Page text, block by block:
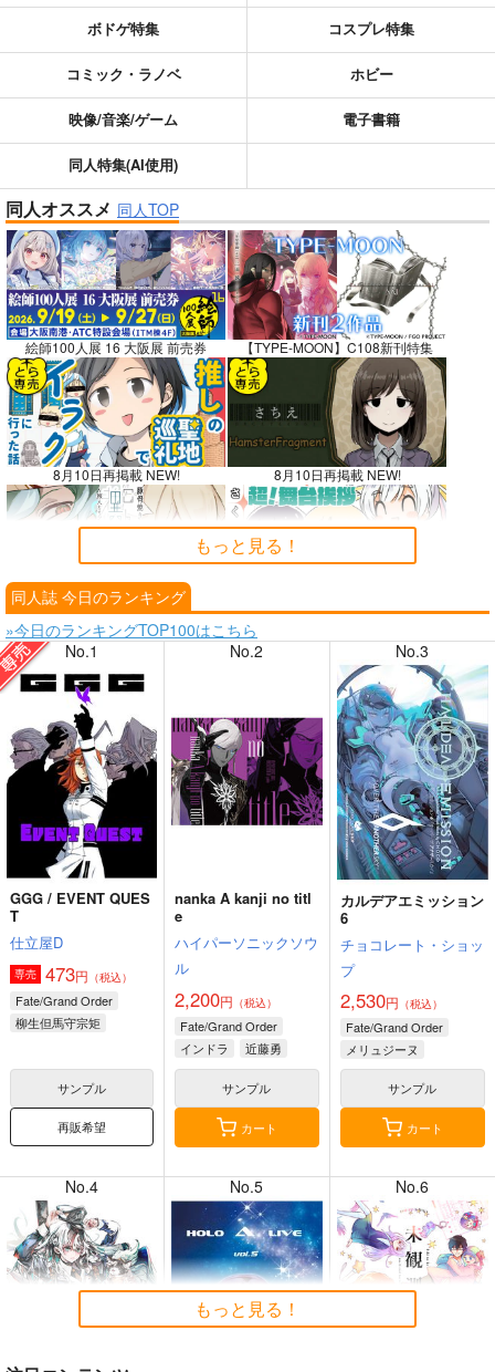
重要 「とらのあな×駿河屋日本橋乙女同人誌館」通販店頭受取サービス開始のお知らせ（2026.01.05 更新｜2025.12.30 掲載）
【2025/12/1より】「通販ポイント⇒とらコイン変換キャンペーン」終了のお知らせ（2025.11.21 掲載）
個人情報保護方針の改定について（2025.09.19 更新｜2025.08.01 掲載）
重要 ポイント付与・管理体制改定のお知らせ（2024.11.20 掲載）
全てのお知らせを見る
ボドゲ特集 コスプレ特集
コミック・ラノベ ホビー
映像/音楽/ゲーム 電子書籍
同人特集(AI使用)
同人オススメ 同人TOP
絵師100人展 16 大阪展 前売券 【TYPE-MOON】C108新刊特集
8月10日再掲載 NEW! 8月10日再掲載 NEW!
8月9日掲載
8月7日掲載 8月7日掲載
8月6日掲載 8月6日掲載
8月4日掲載 8月4日掲載
8月3日掲載 8月3日掲載
8月2日掲載 8月2日掲載
もっと見る！
同人誌 今日のランキング
»今日のランキングTOP100はこちら
No.1
GGG / EVENT QUES
T
仕立屋D
専売 473円 （税込）
Fate/Grand Order
柳生但馬守宗矩
レジスタンスのライダー
サンプル
再販希望
No.2
nanka A kanji no titl
e
ハイパーソニックソウ
ル
2,200円 （税込）
Fate/Grand Order
インドラ
近藤勇
サンプル
カート
No.3
カルデアエミッション
6
チョコレート・ショッ
プ
2,530円 （税込）
Fate/Grand Order
メリュジーヌ
サンプル
カート
No.4 No.5 No.6
もっと見る！